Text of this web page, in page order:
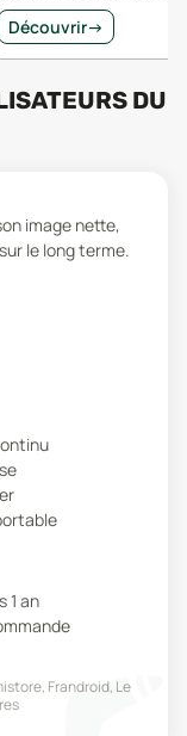
Découvrir→
DU
image nette,
le long terme.
1 an
Frandroid, Le